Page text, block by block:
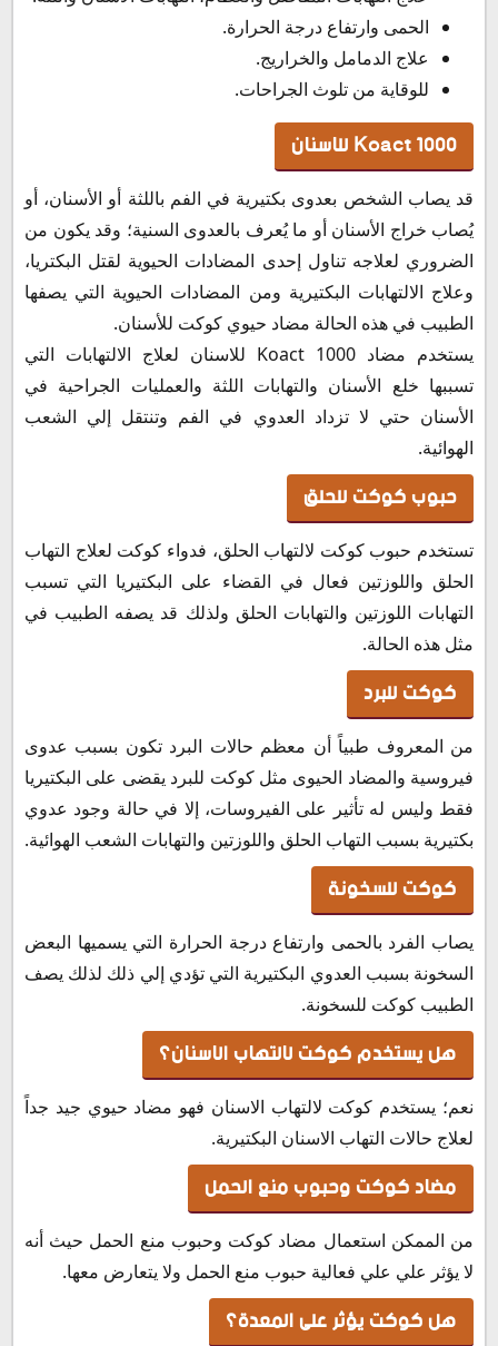
الحمى وارتفاع درجة الحرارة.
علاج الدمامل والخراريج.
للوقاية من تلوث الجراحات.
Koact 1000 للاسنان
قد يصاب الشخص بعدوى بكتيرية في الفم باللثة أو الأسنان، أو
يُصاب خراج الأسنان أو ما يُعرف بالعدوى السنية؛ وقد يكون من
الضروري لعلاجه تناول إحدى المضادات الحيوية لقتل البكتريا،
وعلاج الالتهابات البكتيرية ومن المضادات الحيوية التي يصفها
الطبيب في هذه الحالة مضاد حيوي كوكت للأسنان.
يستخدم مضاد Koact 1000 للاسنان لعلاج الالتهابات التي
تسببها خلع الأسنان والتهابات اللثة والعمليات الجراحية في
الأسنان حتي لا تزداد العدوي في الفم وتنتقل إلي الشعب
الهوائية.
حبوب كوكت للحلق
تستخدم حبوب كوكت لالتهاب الحلق، فدواء كوكت لعلاج التهاب
الحلق واللوزتين فعال في القضاء على البكتيريا التي تسبب
التهابات اللوزتين والتهابات الحلق ولذلك قد يصفه الطبيب في
مثل هذه الحالة.
كوكت للبرد
من المعروف طبياً أن معظم حالات البرد تكون بسبب عدوى
فيروسية والمضاد الحيوى مثل كوكت للبرد يقضى على البكتيريا
فقط وليس له تأثير على الفيروسات، إلا في حالة وجود عدوي
بكتيرية بسبب التهاب الحلق واللوزتين والتهابات الشعب الهوائية.
كوكت للسخونة
يصاب الفرد بالحمى وارتفاع درجة الحرارة التي يسميها البعض
السخونة بسبب العدوي البكتيرية التي تؤدي إلي ذلك لذلك يصف
الطبيب كوكت للسخونة.
هل يستخدم كوكت لالتهاب الاسنان؟
نعم؛ يستخدم كوكت لالتهاب الاسنان فهو مضاد حيوي جيد جداً
لعلاج حالات التهاب الاسنان البكتيرية.
مضاد كوكت وحبوب منع الحمل
من الممكن استعمال مضاد كوكت وحبوب منع الحمل حيث أنه
لا يؤثر علي علي فعالية حبوب منع الحمل ولا يتعارض معها.
هل كوكت يؤثر على المعدة؟